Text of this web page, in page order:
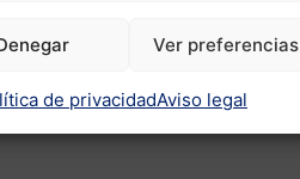
Ver preferencias
de privacidadAviso legal